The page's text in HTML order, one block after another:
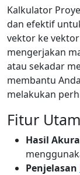
Kalkulator
dan efektif
vektor ke
mengerjakan
atau sekadar
membantu
melakukan
Fitur
Hasil
Penjelasan